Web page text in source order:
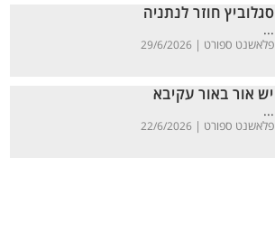
סגלוביץ חוזר לנתניה
...
פלאשנט ספורט | 29/6/2026
יש אור באור עקיבא
...
פלאשנט ספורט | 22/6/2026